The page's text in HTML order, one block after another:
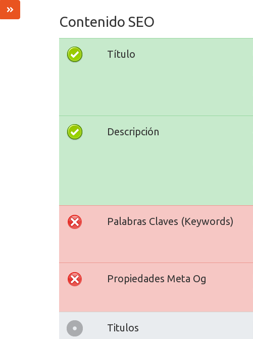
Contenido SEO
Título
Descripción
Palabras Claves (Keywords)
Propiedades Meta Og
Titulos